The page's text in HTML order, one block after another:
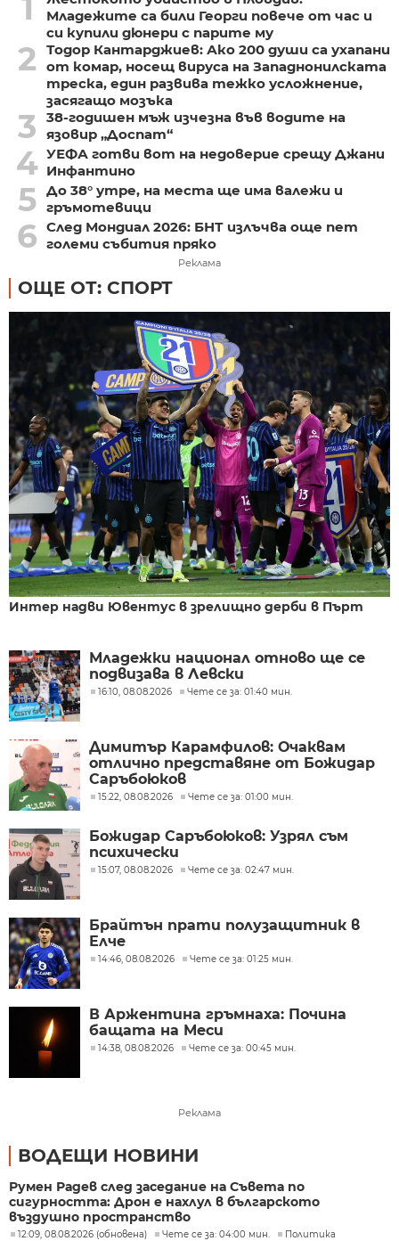
Младежите са били Георги повече от час и
си купили дюнери с парите му
2
Тодор Кантарджиев: Ако 200 души са ухапани
от комар, носещ вируса на Западнонилската
треска, един развива тежко усложнение,
засягащо мозъка
3
38-годишен мъж изчезна във водите на
язовир „Доспат“
4 УЕФА готви вот на недоверие срещу Джани
Инфантино
5 До 38° утре, на места ще има валежи и
гръмотевици
6 След Мондиал 2026: БНТ излъчва още пет
големи събития пряко
Реклама
ОЩЕ ОТ: СПОРТ
Интер надви Ювентус в зрелищно дерби в Пърт
Младежки национал отново ще се
подвизава в Левски
16:10, 08.08.2026 Чете се за: 01:40 мин.
Димитър Карамфилов: Очаквам
отлично представяне от Божидар
Саръбоюков
15:22, 08.08.2026 Чете се за: 01:00 мин.
Божидар Саръбоюков: Узрял съм
психически
15:07, 08.08.2026 Чете се за: 02:47 мин.
Брайтън прати полузащитник в
Елче
14:46, 08.08.2026 Чете се за: 01:25 мин.
В Аржентина гръмнаха: Почина
бащата на Меси
14:38, 08.08.2026 Чете се за: 00:45 мин.
Реклама
ВОДЕЩИ НОВИНИ
Румен Радев след заседание на Съвета по
сигурността: Дрон е нахлул в българското
въздушно пространство
12:09, 08.08.2026 (обновена) Чете се за: 04:00 мин. Политика